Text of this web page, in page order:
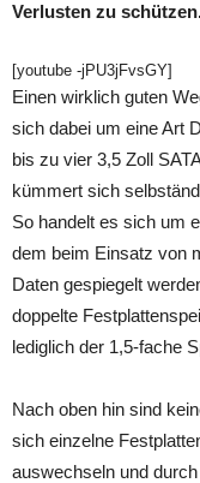
Verlusten zu
[youtube -jPU3jFvsGY]
Einen wirklich guten
sich dabei um eine Art
bis zu vier 3,5 Zoll
kümmert sich
So handelt es sich um
dem beim Einsatz von
Daten gespiegelt
doppelte
lediglich der 1,5-fache
Nach oben hin sind
sich einzelne
auswechseln und